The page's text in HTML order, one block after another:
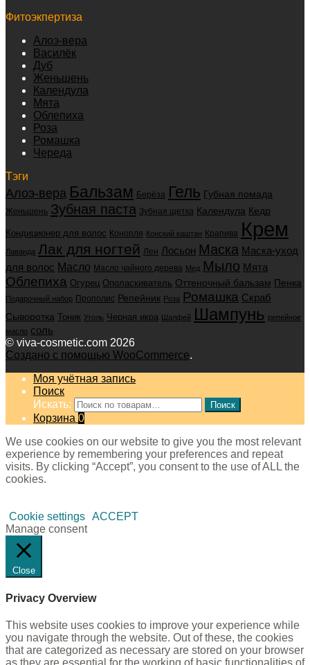
Фитоэкпертиза
Алоэ-вера
Василёк
Дуб
Женьшень
Календула
Мята
Облепиха
Роза
Ромашка
Череда
Тэги
Алоэ-вера Бальзам Берёза Гель Губная помада
Женьшень Зубная паста Зубная щетка Календула Кедр
Кондиционер для волос Конопля Конский каштан Крапива Крем
Лаванда Лак для ногтей Лен Лосьон Маска Маска-уход
для волос Масло Масло чайного дерева Мед Мыло Мята
Облепиха Огурец Ополаскиватель Оттеночный бальзам Пенка
Подарочный набор Прополис Репейник Роза Ромашка Скраб
Сыворотка Тоник Уголь Черная икра Шалфей Шампунь репейное
масло соль
© viva-cosmetic.com 2026
Создано с помощью WooCommerce.
Моя учётная запись
Поиск
Искать:
Поиск
Корзина 0
We use cookies on our website to give you the most relevant
experience by remembering your preferences and repeat
visits. By clicking “Accept”, you consent to the use of ALL the
cookies.
Cookie settings ACCEPT
Manage consent
Close
Privacy Overview
This website uses cookies to improve your experience while
you navigate through the website. Out of these, the cookies
that are categorized as necessary are stored on your browser